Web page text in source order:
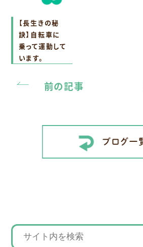
【長生きの秘
訣】自転車に
乗って運動して
います。
前の記事